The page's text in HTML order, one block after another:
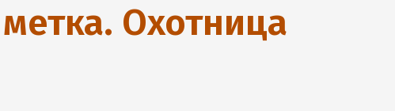
Охотница